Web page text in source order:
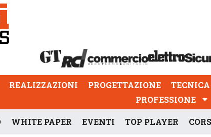
REALIZZAZIONI PROGETTAZIONE TECNICA
PROFESSIONE
WHITE PAPER EVENTI TOP PLAYER